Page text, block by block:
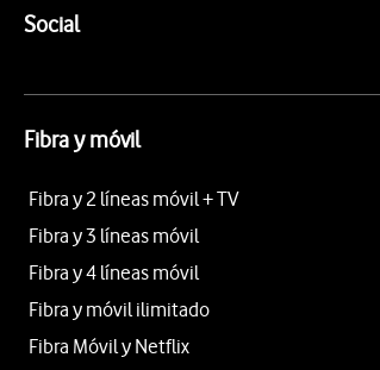
SocialEnlaces a las redes sociales de
Fibra y móvil
Fibra y 2 líneas móvil + TV
Fibra y 3 líneas móvil
Fibra y 4 líneas móvil
Fibra y móvil ilimitado
Fibra Móvil y Netflix